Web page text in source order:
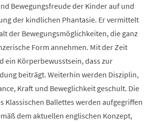
Bewegungsfreude der Kinder auf und
der kindlichen Phantasie. Er vermittelt
der Bewegungsmöglichkeiten, die ganz
Form annehmen. Mit der Zeit
ein Körperbewusstsein, dass zur
beiträgt. Weiterhin werden Disziplin,
Kraft und Beweglichkeit geschult. Die
Klassischen Ballettes werden aufgegriffen
dem aktuellen englischen Konzept,